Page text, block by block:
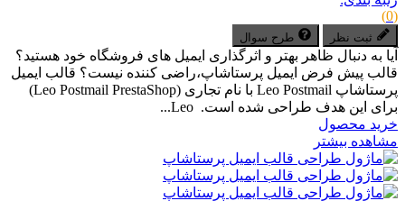
(0)
ثبت نظر طرح سوال
آیا به دنبال ظاهر بهتر و اثرگذاری ایمیل های فروشگاه خود هستید؟
قالب پیش فرض ایمیل پرستاشاپ،راضی کننده نیست؟ قالب ایمیل
پرستاشاپ Leo Postmail با نام تجاری (Leo Postmail PrestaShop)
برای این هدف طراحی شده است. Leo...
خرید محصول
مشاهده بیشتر